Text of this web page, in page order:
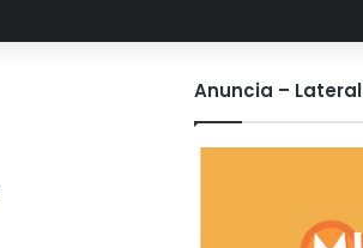
Anuncia – Lateral